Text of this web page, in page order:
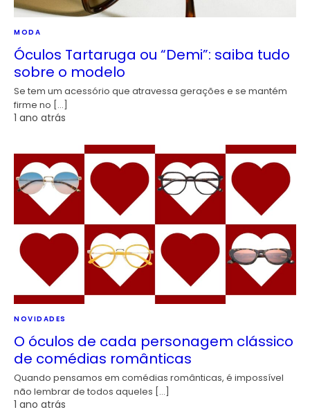
MODA
Óculos Tartaruga ou “Demi”: saiba tudo
sobre o modelo
Se tem um acessório que atravessa gerações e se mantém
firme no […]
1 ano atrás
NOVIDADES
O óculos de cada personagem clássico
de comédias românticas
Quando pensamos em comédias românticas, é impossível
não lembrar de todos aqueles […]
1 ano atrás